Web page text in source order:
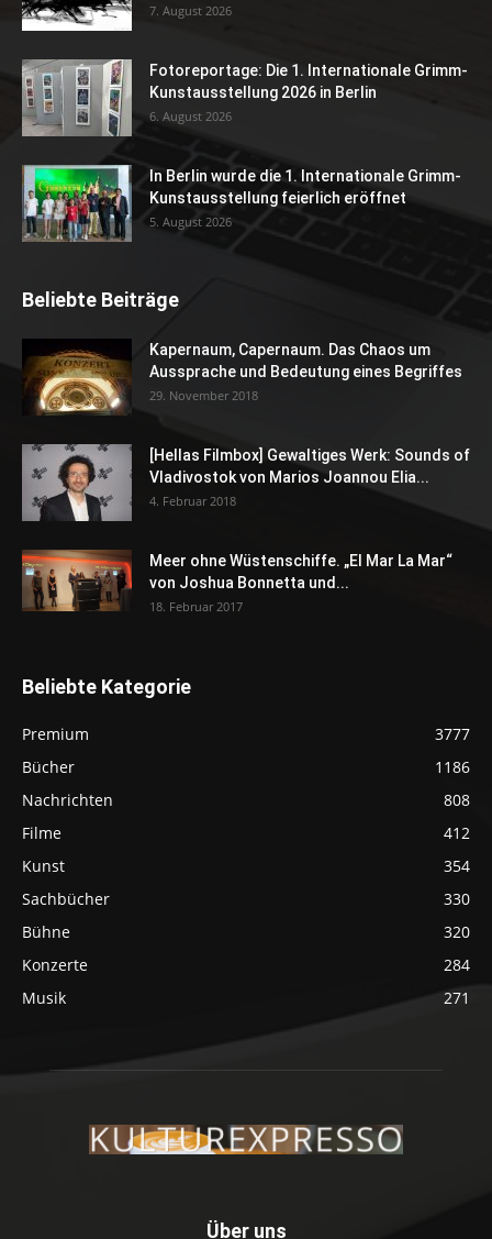
7. August 2026
Fotoreportage: Die 1. Internationale Grimm-
Kunstausstellung 2026 in Berlin
6. August 2026
In Berlin wurde die 1. Internationale Grimm-
Kunstausstellung feierlich eröffnet
5. August 2026
Beliebte Beiträge
Kapernaum, Capernaum. Das Chaos um
Aussprache und Bedeutung eines Begriffes
29. November 2018
[Hellas Filmbox] Gewaltiges Werk: Sounds of
Vladivostok von Marios Joannou Elia...
4. Februar 2018
Meer ohne Wüstenschiffe. „El Mar La Mar“
von Joshua Bonnetta und...
18. Februar 2017
Beliebte Kategorie
Premium
3777
Bücher
1186
Nachrichten
808
Filme
412
Kunst
354
Sachbücher
330
Bühne
320
Konzerte
284
Musik
271
Über uns